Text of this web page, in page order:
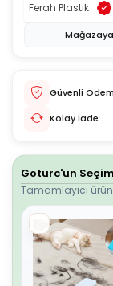
Ferah Plastik
Güvenli
Kolay İade
Goturc'un
Tamamlayıcı